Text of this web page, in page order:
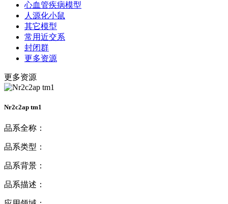
心血管疾病模型
人源化小鼠
其它模型
常用近交系
封闭群
更多资源
更多资源
Nr2c2ap tm1
品系全称：
品系类型：
品系背景：
品系描述：